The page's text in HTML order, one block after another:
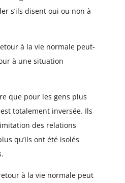
s’ils disent oui ou non à
à la vie normale peut-
à une situation
que pour les gens plus
totalement inversée. Ils
des relations
qu’ils ont été isolés
à la vie normale peut